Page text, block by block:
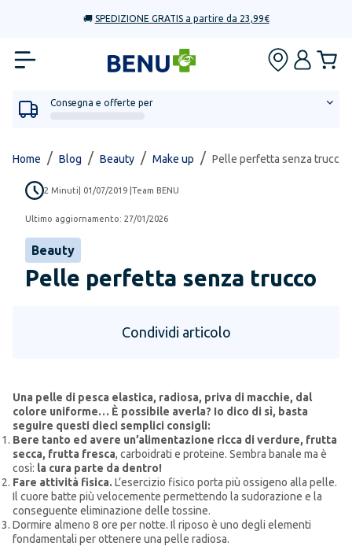
🚚 SPEDIZIONE GRATIS a partire da 23,99€
Consegna e offerte per
Home / Blog / Beauty / Make up / Pelle perfetta senza trucco
2 Minuti 01/07/2019 Team BENU
Ultimo aggiornamento: 27/01/2026
Beauty
Pelle perfetta senza trucco
Condividi articolo
Una pelle di pesca elastica, radiosa, priva di macchie, dal
colore uniforme… È possibile averla? Io dico di sì, basta
seguire questi dieci semplici consigli:
Bere tanto ed avere un’alimentazione ricca di verdure, frutta
secca, frutta fresca, carboidrati e proteine. Sembra banale ma è
così: la cura parte da dentro!
Fare attività fisica. L’esercizio fisico porta più ossigeno alla pelle.
Il cuore batte più velocemente permettendo la sudorazione e la
conseguente eliminazione delle tossine.
Dormire almeno 8 ore per notte. Il riposo è uno degli elementi
fondamentali per ottenere una pelle radiosa.